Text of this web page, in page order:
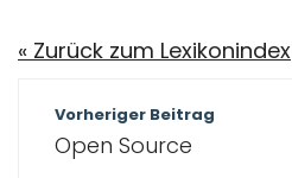
« Zurück zum Lexikonindex
Beitragsnavigation
Vorheriger Beitrag
Open Source